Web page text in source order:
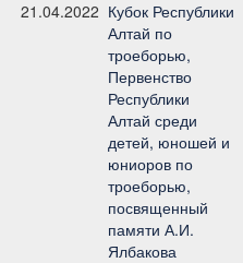
21.04.2022 Кубок Республики
Алтай по
троеборью,
Первенство
Республики
Алтай среди
детей, юношей и
юниоров по
троеборью,
посвященный
памяти А.И.
Ялбакова